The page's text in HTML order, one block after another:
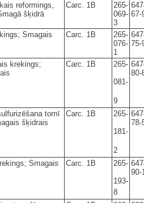
reformings,
šķidrā
Carc. 1B
265-
069-
3
67-
Smagais
Carc. 1B
265-
076-
1
75-
krekings;
Carc. 1B
265-
081-
9
80-
tornī
šķidrais
Carc. 1B
265-
181-
2
78-
Smagais
Carc. 1B
265-
193-
8
90-